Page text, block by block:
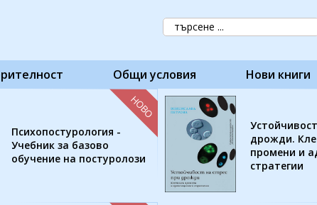
Общи условия Нови книги
Психопостурология -
Учебник за базово
обучение на постуролози
НОВО
дрожди.
промени и
стратегии